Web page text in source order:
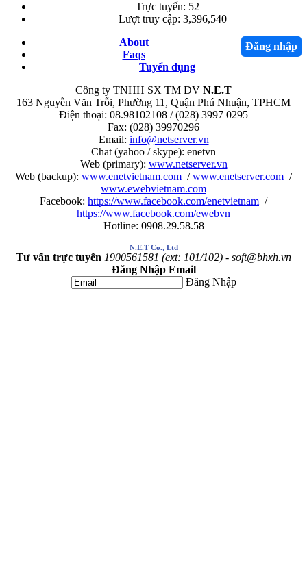
Trực tuyến: 52
Lượt truy cập: 3,396,540
Đăng nhập
About
Faqs
Tuyển dụng
Công ty TNHH SX TM DV N.E.T
163 Nguyễn Văn Trỗi, Phường 11, Quận Phú Nhuận, TPHCM
Điện thoại: 08.98102108 / (028) 3997 0295
Fax: (028) 39970296
Email: info@netserver.vn
Chat (yahoo / skype): enetvn
Web (primary): www.netserver.vn
Web (backup): www.enetvietnam.com /www.enetserver.com /
www.ewebvietnam.com
Facebook: https://www.facebook.com/enetvietnam /
https://www.facebook.com/ewebvn
Hotline: 0908.29.58.58
N.E.T Co., Ltd
Tư vấn trực tuyến 1900561581 (ext: 101/102) - soft@bhxh.vn
Đăng Nhập Email
Đăng Nhập